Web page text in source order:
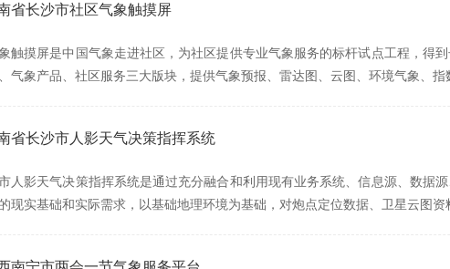
省长沙市社区气象触摸屏
触摸屏是中国气象走进社区，为社区提供专业气象服务的标杆试点工程，得
气象产品、社区服务三大版块，提供气象预报、雷达图、云图、环境气象、
省长沙市人影天气决策指挥系统
人影天气决策指挥系统是通过充分融合和利用现有业务系统、信息源、数据
现实基础和实际需求，以基础地理环境为基础，对炮点定位数据、卫星云图